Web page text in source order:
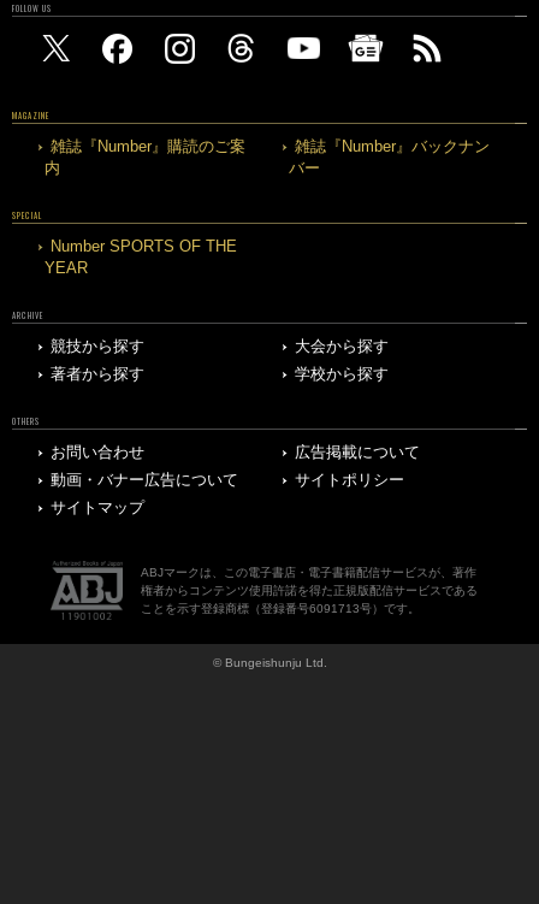
FOLLOW US
MAGAZINE
雑誌『Number』購読のご案
内
雑誌『Number』バックナン
バー
SPECIAL
Number SPORTS OF THE
YEAR
ARCHIVE
競技から探す
大会から探す
著者から探す
学校から探す
OTHERS
お問い合わせ
広告掲載について
動画・バナー広告について
サイトポリシー
サイトマップ
ABJマークは、この電子書店・電子書籍配信サービスが、著作
権者からコンテンツ使用許諾を得た正規版配信サービスである
ことを示す登録商標（登録番号6091713号）です。
© Bungeishunju Ltd.